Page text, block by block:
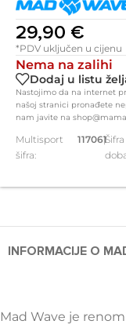
29,90 €
*PDV uključen u cijenu
Nema na zalihi
Dodaj u listu
Nastojimo da na internet
našoj stranici pronađete
nam javite na
Multisport
šifra:
117061
|Šifra
INFORMACIJE O
Mad Wave je